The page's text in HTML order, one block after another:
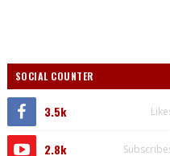
SOCIAL COUNTER
3.5k
2.8k